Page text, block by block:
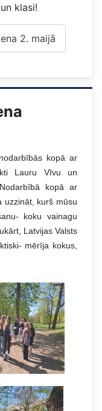
klasi!
2. maijā
kopā ar
Lauru Vīvu un
Nodarbībā kopā ar
uzzināt, kurš mūsu
koku vainagu
Latvijas Valsts
mērīja kokus,